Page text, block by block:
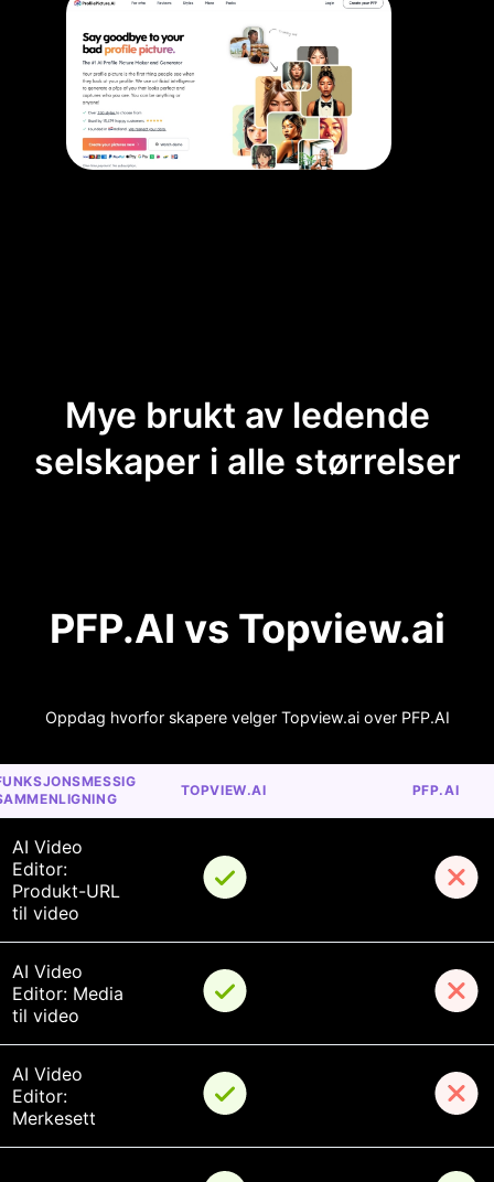
Mye brukt av ledende
selskaper i alle størrelser
PFP.AI vs Topview.ai
Oppdag hvorfor skapere velger Topview.ai over PFP.AI
TOPVIEW.AI PFP.AI
AI Video
Editor:
Produkt-URL
til video
AI Video
Editor: Media
til video
AI Video
Editor:
Merkesett